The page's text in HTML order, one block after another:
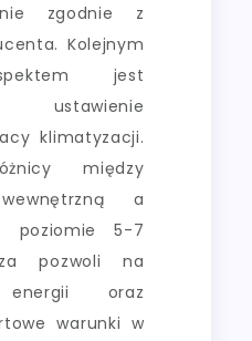
zgodnie z
Kolejnym
jest
ustawienie
klimatyzacji.
między
a
poziomie 5-7
pozwoli na
energii oraz
warunki w